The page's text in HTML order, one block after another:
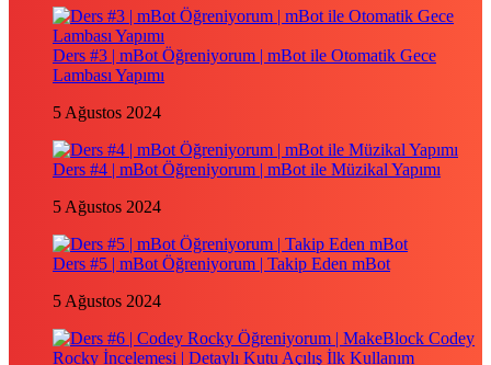
Ders #3 | mBot Öğreniyorum | mBot ile Otomatik Gece
Lambası Yapımı
5 Ağustos 2024
Ders #4 | mBot Öğreniyorum | mBot ile Müzikal Yapımı
5 Ağustos 2024
Ders #5 | mBot Öğreniyorum | Takip Eden mBot
5 Ağustos 2024